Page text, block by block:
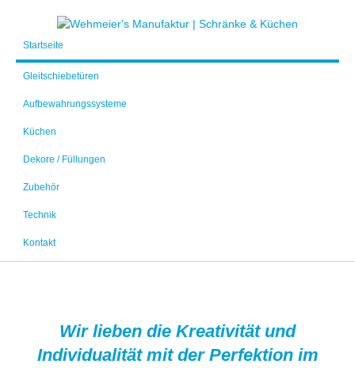
Startseite
Gleitschiebetüren
Aufbewahrungssysteme
Küchen
Dekore / Füllungen
Zubehör
Technik
Kontakt
Wir lieben die Kreativität und
Individualität mit der Perfektion im